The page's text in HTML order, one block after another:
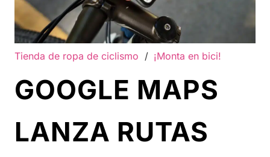
Tienda de ropa de ciclismo / ¡Monta en bici!
GOOGLE MAPS
LANZA RUTAS